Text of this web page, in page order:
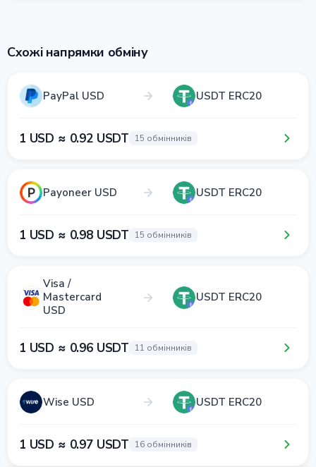
Схожі напрямки обміну
PayPal USD USDT ERC20
1 USD ≈ 0.92 USDT 15 обмінників
Payoneer USD USDT ERC20
1 USD ≈ 0.98 USDT 15 обмінників
Visa /
Mastercard
USD
USDT ERC20
1 USD ≈ 0.96 USDT 11 обмінників
Wise USD USDT ERC20
1 USD ≈ 0.97 USDT 16 обмінників